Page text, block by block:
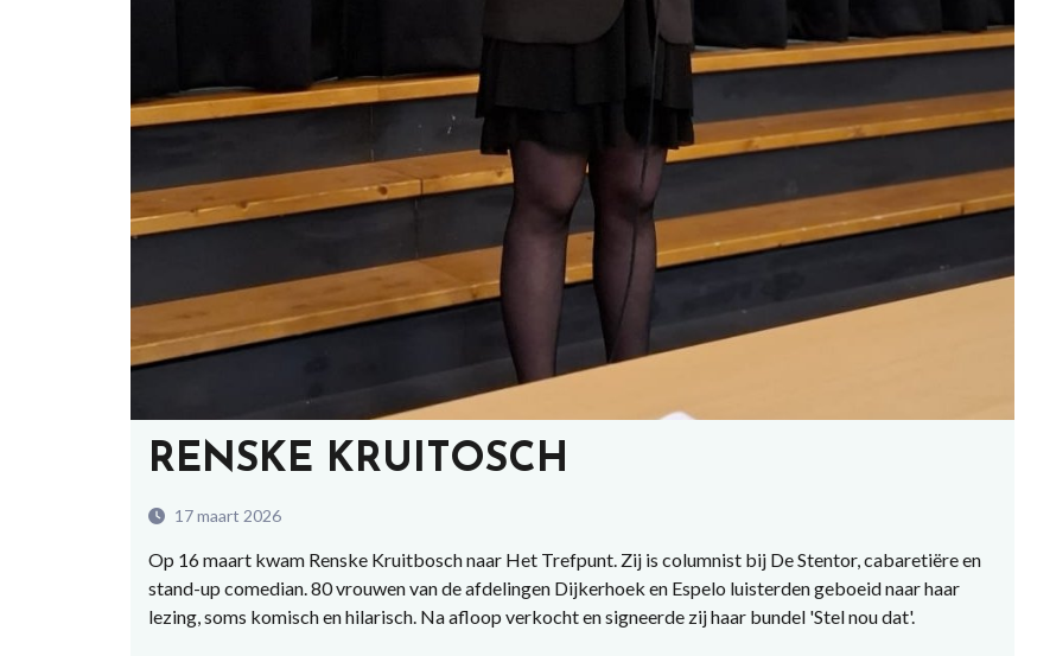
RENSKE KRUITOSCH
17 maart 2026
Op 16 maart kwam Renske Kruitbosch naar Het Trefpunt. Zij is columnist bij De Stentor, cabaretiëre en
stand-up comedian. 80 vrouwen van de afdelingen Dijkerhoek en Espelo luisterden geboeid naar haar
lezing, soms komisch en hilarisch. Na afloop verkocht en signeerde zij haar bundel 'Stel nou dat'.